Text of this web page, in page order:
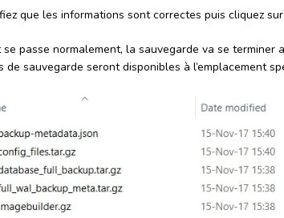
que les informations sont correctes puis cliquez sur
passe normalement, la sauvegarde va se terminer
de sauvegarde seront disponibles à l’emplacement